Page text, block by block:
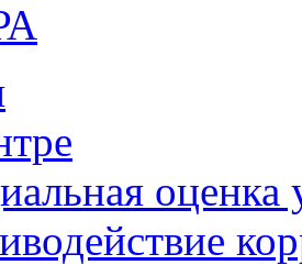
оценка